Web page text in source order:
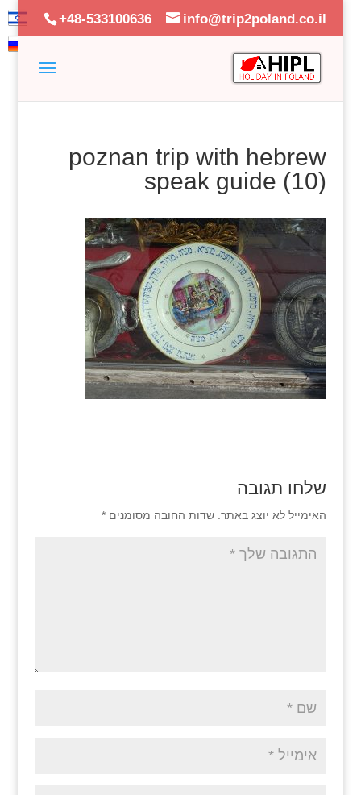
+48-533100636 info@trip2poland.co.il
poznan trip with hebrew
speak guide (10)
שלחו תגובה
האימייל לא יוצג באתר. שדות החובה מסומנים *